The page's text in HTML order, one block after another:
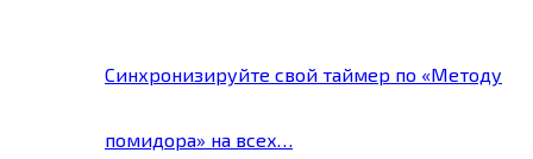
Синхронизируйте свой таймер по «Методу
помидора» на всех…